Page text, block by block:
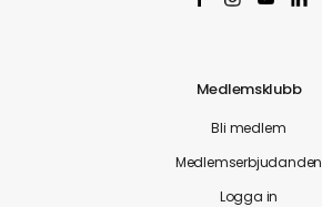
Medlemsklubb
Bli medlem
Medlemserbjudanden
Logga in